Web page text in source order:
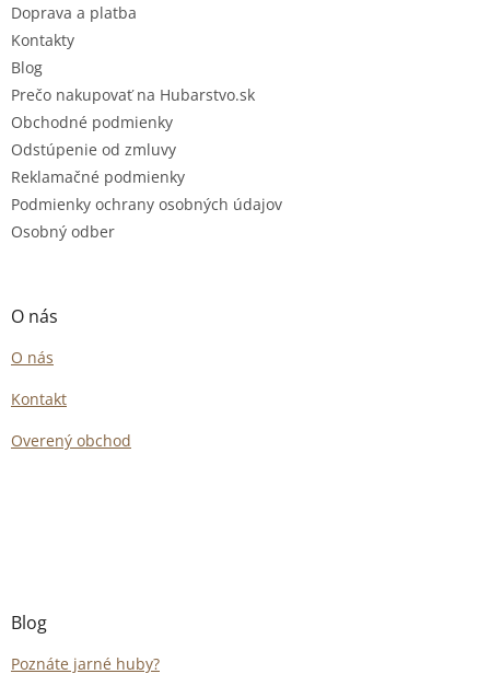
Doprava a platba
Kontakty
Blog
Prečo nakupovať na Hubarstvo.sk
Obchodné podmienky
Odstúpenie od zmluvy
Reklamačné podmienky
Podmienky ochrany osobných údajov
Osobný odber
O nás
O nás
Kontakt
Overený obchod
Blog
Poznáte jarné huby?